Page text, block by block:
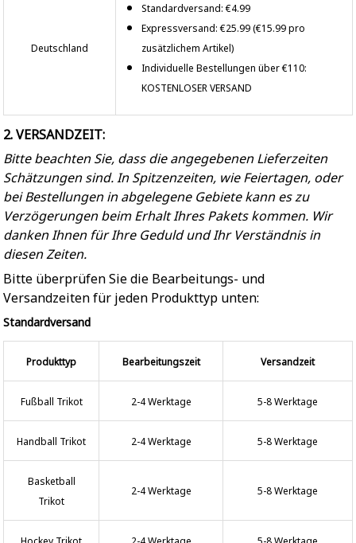
Deutschland
Standardversand: €4.99
Expressversand: €25.99 (€15.99 pro
zusätzlichem Artikel)
Individuelle Bestellungen über €110:
KOSTENLOSER VERSAND
2. VERSANDZEIT:
Bitte beachten Sie, dass die angegebenen Lieferzeiten
Schätzungen sind. In Spitzenzeiten, wie Feiertagen, oder
bei Bestellungen in abgelegene Gebiete kann es zu
Verzögerungen beim Erhalt Ihres Pakets kommen. Wir
danken Ihnen für Ihre Geduld und Ihr Verständnis in
diesen Zeiten.
Bitte überprüfen Sie die Bearbeitungs- und
Versandzeiten für jeden Produkttyp unten:
Standardversand
Produkttyp Bearbeitungszeit Versandzeit
Fußball Trikot 2-4 Werktage 5-8 Werktage
Handball Trikot 2-4 Werktage 5-8 Werktage
Basketball
Trikot
2-4 Werktage 5-8 Werktage